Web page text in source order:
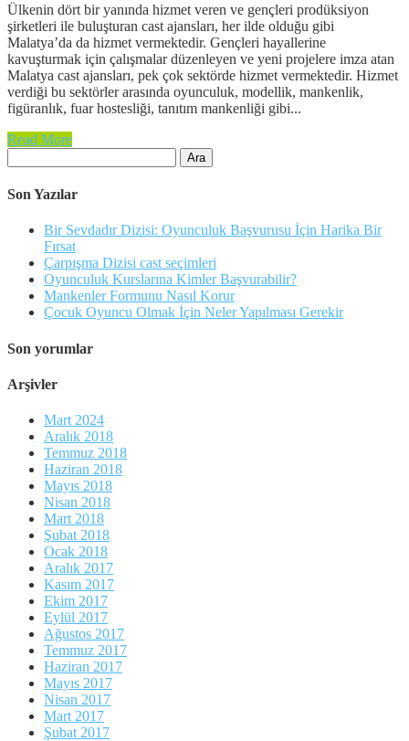
Ülkenin dört bir yanında hizmet veren ve gençleri prodüksiyon
şirketleri ile buluşturan cast ajansları, her ilde olduğu gibi
Malatya’da da hizmet vermektedir. Gençleri hayallerine
kavuşturmak için çalışmalar düzenleyen ve yeni projelere imza atan
Malatya cast ajansları, pek çok sektörde hizmet vermektedir. Hizmet
verdiği bu sektörler arasında oyunculuk, modellik, mankenlik,
figüranlık, fuar hostesliği, tanıtım mankenliği gibi...
Read More
Son Yazılar
Bir Sevdadır Dizisi: Oyunculuk Başvurusu İçin Harika Bir
Fırsat
Çarpışma Dizisi cast seçimleri
Oyunculuk Kurslarına Kimler Başvurabilir?
Mankenler Formunu Nasıl Korur
Çocuk Oyuncu Olmak İçin Neler Yapılması Gerekir
Son yorumlar
Arşivler
Mart 2024
Aralık 2018
Temmuz 2018
Haziran 2018
Mayıs 2018
Nisan 2018
Mart 2018
Şubat 2018
Ocak 2018
Aralık 2017
Kasım 2017
Ekim 2017
Eylül 2017
Ağustos 2017
Temmuz 2017
Haziran 2017
Mayıs 2017
Nisan 2017
Mart 2017
Şubat 2017